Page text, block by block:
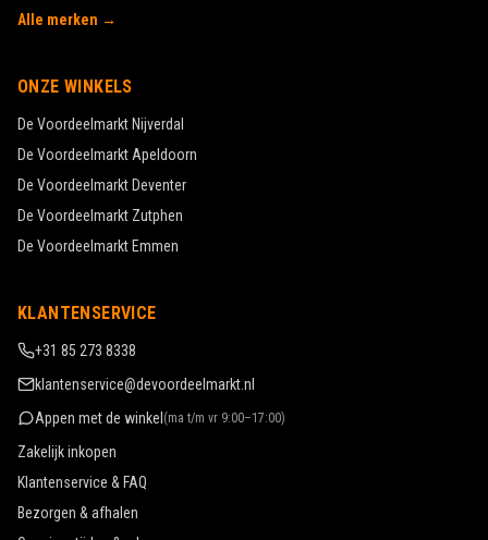
Alle merken →
ONZE WINKELS
De Voordeelmarkt Nijverdal
De Voordeelmarkt Apeldoorn
De Voordeelmarkt Deventer
De Voordeelmarkt Zutphen
De Voordeelmarkt Emmen
KLANTENSERVICE
+31 85 273 8338
klantenservice@devoordeelmarkt.nl
Appen met de winkel (ma t/m vr 9:00–17:00)
Zakelijk inkopen
Klantenservice & FAQ
Bezorgen & afhalen